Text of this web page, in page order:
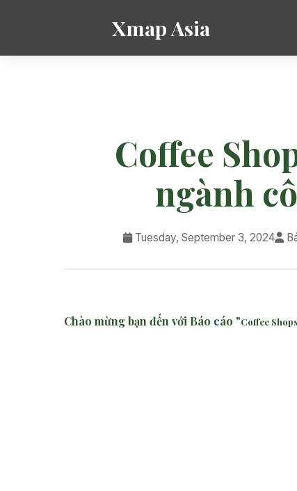
Xmap Asia
Coffee
ngành
Tuesday, September 3, 2024
Chào mừng bạn đến với Báo cáo "Coffee